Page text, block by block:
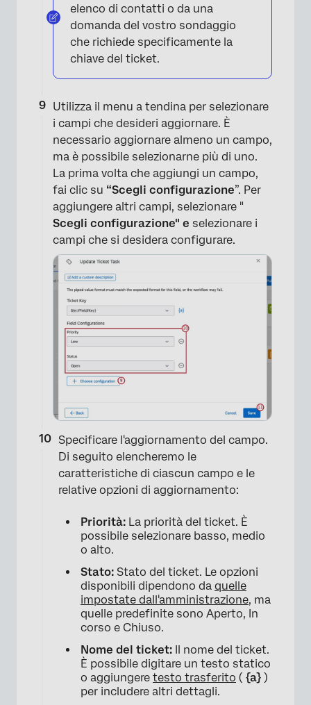
elenco di contatti o da una
domanda del vostro sondaggio
che richiede specificamente la
chiave del ticket.
Utilizza il menu a tendina per selezionare
i campi che desideri aggiornare. È
necessario aggiornare almeno un campo,
ma è possibile selezionarne più di uno.
La prima volta che aggiungi un campo,
fai clic su “Scegli configurazione”. Per
aggiungere altri campi, selezionare "
Scegli configurazione" e selezionare i
campi che si desidera configurare.
Specificare l'aggiornamento del campo.
Di seguito elencheremo le
caratteristiche di ciascun campo e le
relative opzioni di aggiornamento:
Priorità: La priorità del ticket. È
possibile selezionare basso, medio
o alto.
Stato: Stato del ticket. Le opzioni
disponibili dipendono da quelle
impostate dall'amministrazione, ma
quelle predefinite sono Aperto, In
corso e Chiuso.
Nome del ticket: Il nome del ticket.
È possibile digitare un testo statico
o aggiungere testo trasferito ( {a} )
per includere altri dettagli.